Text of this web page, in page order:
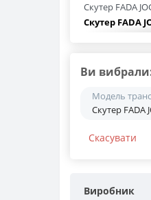
Скутер FADA
Скутер FADA
Мотоцикл
Мотоцикл VIPER
Мотоцикл
Мотоцикл
Мотоцикл
Мотоцикл
Ви
Модель
Скутер FADA
Скасувати
Виробник